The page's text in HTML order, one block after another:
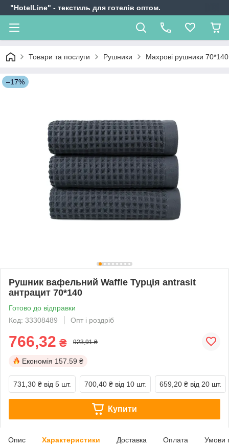
"HotelLine" - текстиль для готелів оптом.
Товари та послуги Рушники Махрові рушники
–17%
Рушник вафельний Waffle Турція antrasit
антрацит 70*140
Готово до відправки
Код: 33308489
Опт і роздріб
766,32 ₴ 923,91 ₴
Економія 157.59 ₴
731,30 ₴ від 5 шт. 700,40 ₴ від 10 шт. 659,20 ₴ від 20 шт.
Купити
Опис Характеристики Доставка Оплата Умови